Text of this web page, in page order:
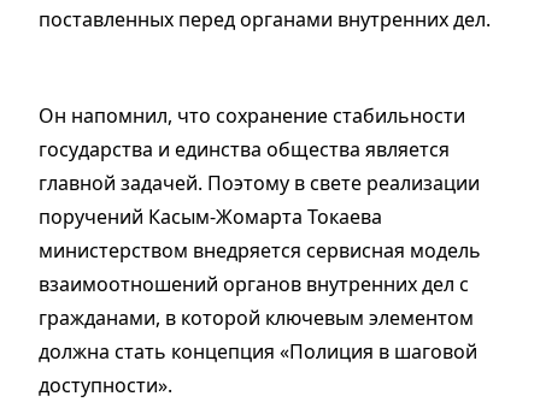
поставленных перед органами внутренних дел.
Он напомнил, что сохранение стабильности
государства и единства общества является
главной задачей. Поэтому в свете реализации
поручений Касым-Жомарта Токаева
министерством внедряется сервисная модель
взаимоотношений органов внутренних дел с
гражданами, в которой ключевым элементом
должна стать концепция «Полиция в шаговой
доступности».